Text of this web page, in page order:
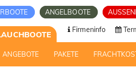
ANGELBOOTE
Firmeninfo
ANGEBOTE PAKETE